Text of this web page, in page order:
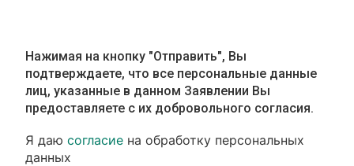
Нажимая на кнопку "Отправить", Вы
подтверждаете, что все персональные данные
лиц, указанные в данном Заявлении Вы
предоставляете с их добровольного согласия.
Я даюсогласие на обработку персональных
данных